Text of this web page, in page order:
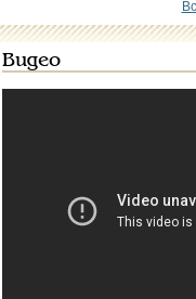
Видео